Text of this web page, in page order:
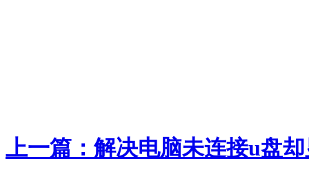
上一篇：解决电脑未连接u盘